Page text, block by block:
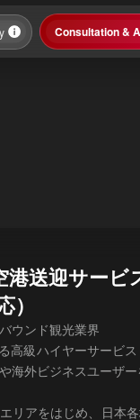
Consultation &
港送迎サー
）
ウンド観光業界
高級ハイヤーサービ
海外ビジネスユーザ
リアをはじめ、日本